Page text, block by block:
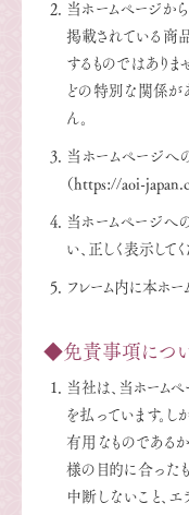
当ホームページから
掲載されている商
するものではありま
どの特別な関係が
ん。
当ホームページへ
（https://aoi-
当ホームページへ
い、正しく表示してく
フレーム内に本ホー
◆免責事項につ
当社は、当ホーム
を払っています。し
有用なものである
様の目的に合った
中断しないこと、